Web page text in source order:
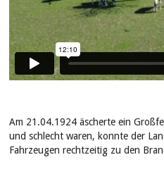
Am 21.04.1924 äscherte ein
und schlecht waren, konnte der
Fahrzeugen rechtzeitig zu den